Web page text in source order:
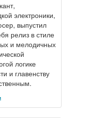
электроники,
выпустил
релиз в стиле
и мелодичных
логике
и главенству